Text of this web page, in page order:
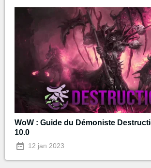
WoW : Guide du Démoniste
10.0
12 jan 2023